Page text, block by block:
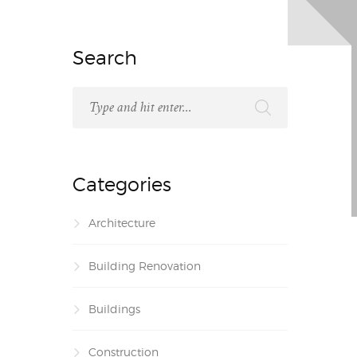
Search
Categories
Architecture
Building Renovation
Buildings
Construction